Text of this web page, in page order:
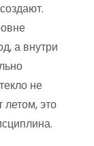
а внутри
не
летом, это